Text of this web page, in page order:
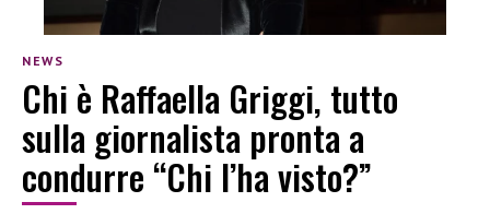
NEWS
Chi è Raffaella Griggi, tutto
sulla giornalista pronta a
condurre “Chi l’ha visto?”